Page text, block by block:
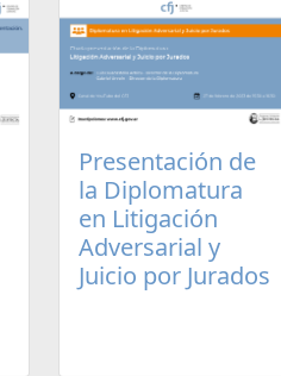
Presentación de
la Diplomatura
en Litigación
Adversarial y
Juicio por Jurados